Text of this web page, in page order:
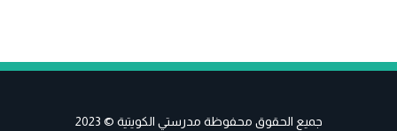
جميع الحقوق محفوظة مدرستي الكويتية © 2023